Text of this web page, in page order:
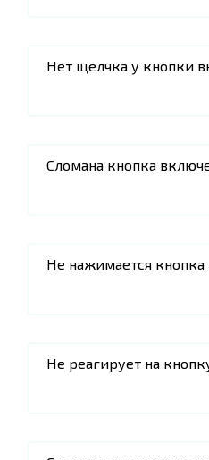
Нет щелчка у кнопки
Сломана кнопка
Не нажимается
Не реагирует на